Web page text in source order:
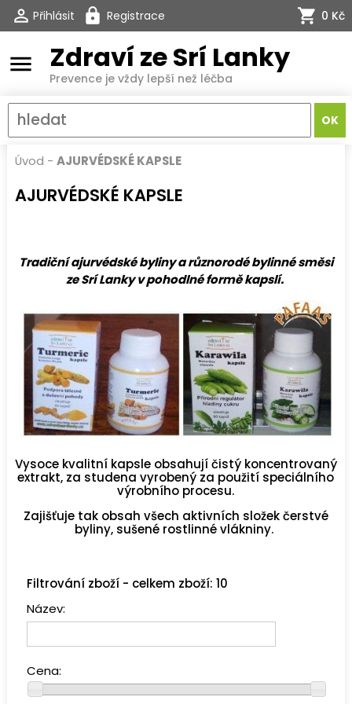
Přihlásit Registrace 0 Kč
menu Zdraví ze Srí Lanky
Prevence je vždy lepší než léčba
Úvod - AJURVÉDSKÉ KAPSLE
AJURVÉDSKÉ KAPSLE
Tradičníajurvédskébyliny a různorodé bylinné směsi
ze Srí Lanky v pohodlné forměkapslí.
Vysoce kvalitní kapsle obsahují čistý koncentrovaný
extrakt, za studena vyrobený za použití speciálního
výrobního procesu.
Zajišťuje tak obsah všech aktivních složek čerstvé
byliny, sušené rostlinné vlákniny.
Filtrování zboží - celkem zboží: 10
Název:
Cena: